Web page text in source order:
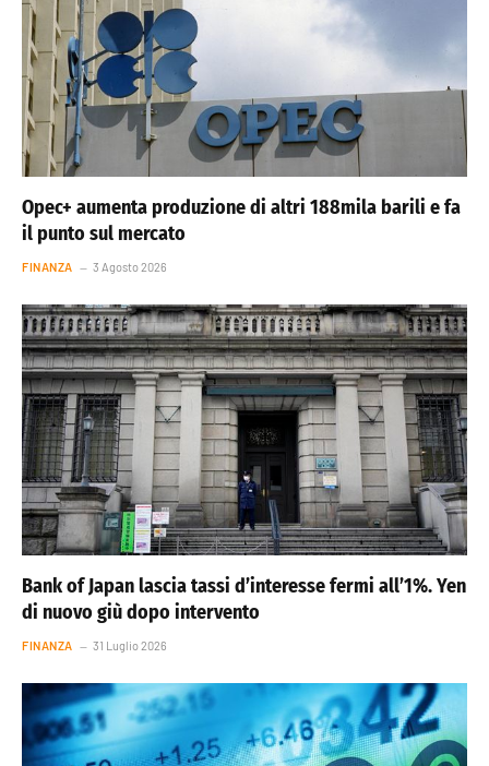
Opec+ aumenta produzione di altri 188mila barili e fa
il punto sul mercato
FINANZA 3 Agosto 2026
Bank of Japan lascia tassi d’interesse fermi all’1%. Yen
di nuovo giù dopo intervento
FINANZA 31 Luglio 2026